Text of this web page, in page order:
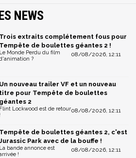
NEWS
Trois extraits complétement fous pour
Tempête de boulettes géantes 2 !
08/08/2026, 12:11
Le Monde Perdu du film
?
Un nouveau trailer VF et un nouveau
titre pour Tempête de boulettes
géantes 2
08/08/2026, 12:11
Flint Lockwood est de retour
Tempête de boulettes géantes 2, c'est
Park avec de la bouffe !
08/08/2026, 12:11
La bande annonce est
!